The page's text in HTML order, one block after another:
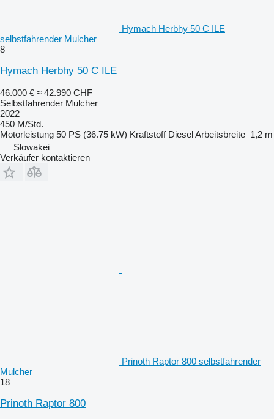
Hymach Herbhy 50 C ILE
selbstfahrender Mulcher
8
Hymach Herbhy 50 C ILE
46.000 € ≈ 42.990 CHF
Selbstfahrender Mulcher
2022
450 M/Std.
Motorleistung 50 PS (36.75 kW) Kraftstoff DieselArbeitsbreite 1,2 m
Slowakei
Verkäufer kontaktieren
Prinoth Raptor 800 selbstfahrender
Mulcher
18
Prinoth Raptor 800